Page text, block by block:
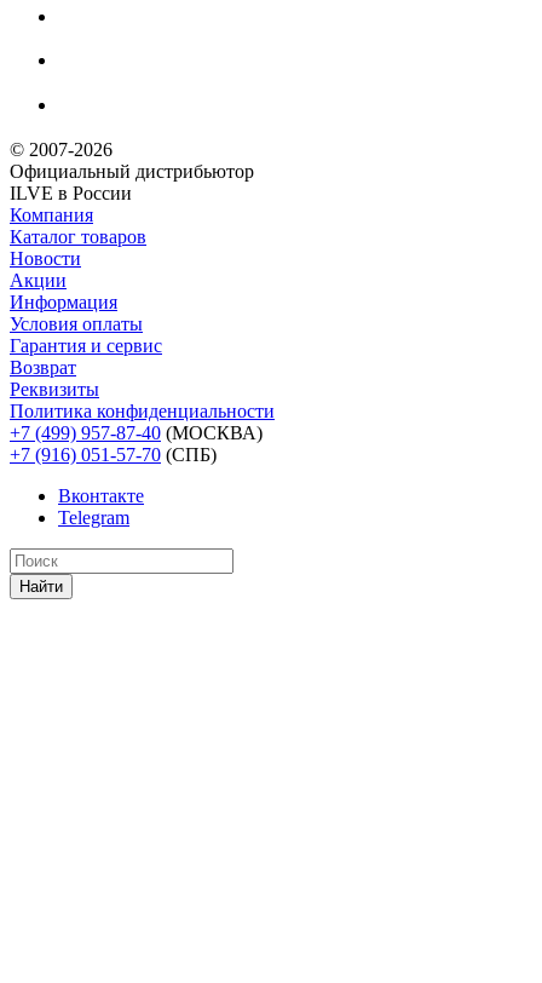
© 2007-2026
Официальный дистрибьютoр
ILVE в России
Компания
Каталог товаров
Новости
Акции
Информация
Условия оплаты
Гарантия и сервис
Возврат
Реквизиты
Политика конфиденциальности
+7 (499) 957-87-40 (МОСКВА)
+7 (916) 051-57-70 (СПБ)
Вконтакте
Telegram
Найти